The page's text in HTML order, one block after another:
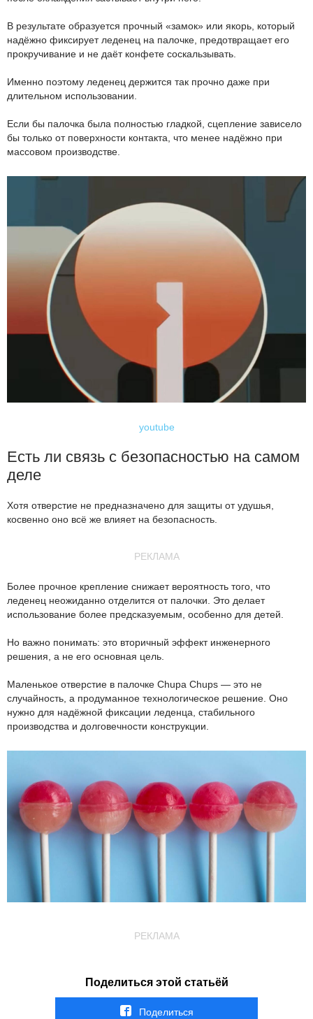
В результате образуется прочный «замок» или якорь, который
надёжно фиксирует леденец на палочке, предотвращает его
прокручивание и не даёт конфете соскальзывать.
Именно поэтому леденец держится так прочно даже при
длительном использовании.
Если бы палочка была полностью гладкой, сцепление зависело
бы только от поверхности контакта, что менее надёжно при
массовом производстве.
youtube
Есть ли связь с безопасностью на самом
деле
Хотя отверстие не предназначено для защиты от удушья,
косвенно оно всё же влияет на безопасность.
РЕКЛАМА
Более прочное крепление снижает вероятность того, что
леденец неожиданно отделится от палочки. Это делает
использование более предсказуемым, особенно для детей.
Но важно понимать: это вторичный эффект инженерного
решения, а не его основная цель.
Маленькое отверстие в палочке Chupa Chups — это не
случайность, а продуманное технологическое решение. Оно
нужно для надёжной фиксации леденца, стабильного
производства и долговечности конструкции.
РЕКЛАМА
Поделиться этой статьёй
Поделиться